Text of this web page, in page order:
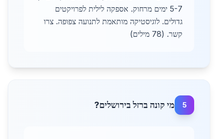
5-7 ימים מרחוק. אספקה לילית לפרויקטים
גדולים. לוגיסטיקה מותאמת לתנועה צפופה. צרו
קשר. (78 מילים)
5 מי קונה ברזל בירושלים?